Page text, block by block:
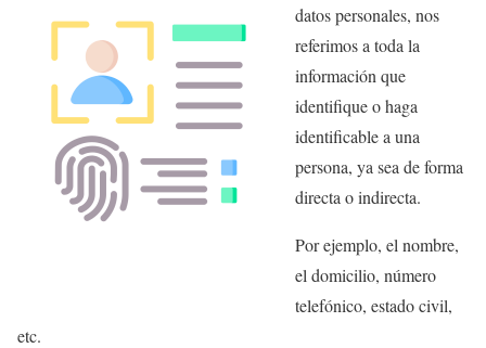
datos personales, nos
referimos a toda la
información que
identifique o haga
identificable a una
persona, ya sea de forma
directa o indirecta.
Por ejemplo, el nombre,
el domicilio, número
telefónico, estado civil,
etc.